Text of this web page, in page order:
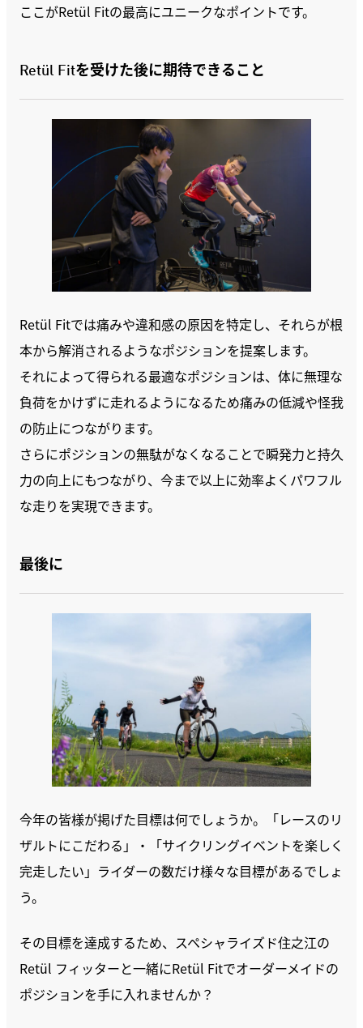
ここがRetül Fitの最高にユニークなポイントです。
Retül Fitを受けた後に期待できること
Retül Fitでは痛みや違和感の原因を特定し、それらが根
本から解消されるようなポジションを提案します。
それによって得られる最適なポジションは、体に無理な
負荷をかけずに走れるようになるため痛みの低減や怪我
の防止につながります。
さらにポジションの無駄がなくなることで瞬発力と持久
力の向上にもつながり、今まで以上に効率よくパワフル
な走りを実現できます。
最後に
今年の皆様が掲げた目標は何でしょうか。「レースのリ
ザルトにこだわる」・「サイクリングイベントを楽しく
完走したい」ライダーの数だけ様々な目標があるでしょ
う。
その目標を達成するため、スペシャライズド住之江の
Retül フィッターと一緒にRetül Fitでオーダーメイドの
ポジションを手に入れませんか？